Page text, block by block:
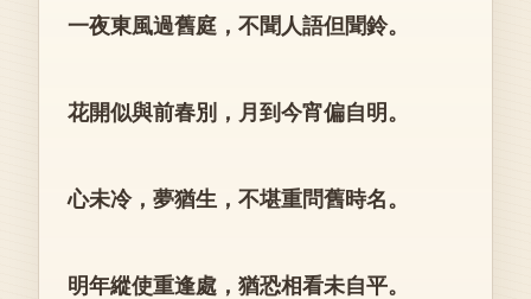
一夜東風過舊庭，不聞人語但聞鈴。
花開似與前春別，月到今宵偏自明。
心未冷，夢猶生，不堪重問舊時名。
明年縱使重逢處，猶恐相看未自平。